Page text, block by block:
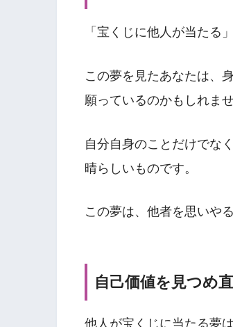
「宝くじに他人が当たる
この夢を見たあなたは、
願っているのかもしれませ
自分自身のことだけでな
晴らしいものです。
この夢は、他者を思いや
自己価値を見つめ
他人が宝くじに当たる夢